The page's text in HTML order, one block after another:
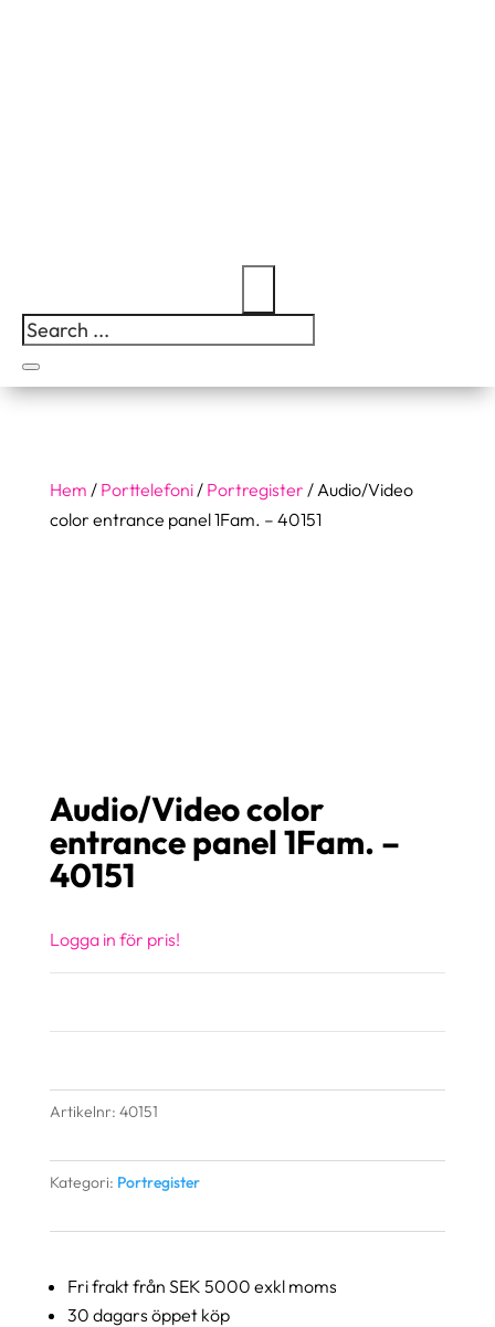
Hem / Porttelefoni/ Portregister / Audio/Video
color entrance panel 1Fam. – 40151
Audio/Video color
entrance panel 1Fam. –
40151
Logga in för pris!
Artikelnr: 40151
Kategori: Portregister
Fri frakt från SEK 5000 exkl moms
30 dagars öppet köp